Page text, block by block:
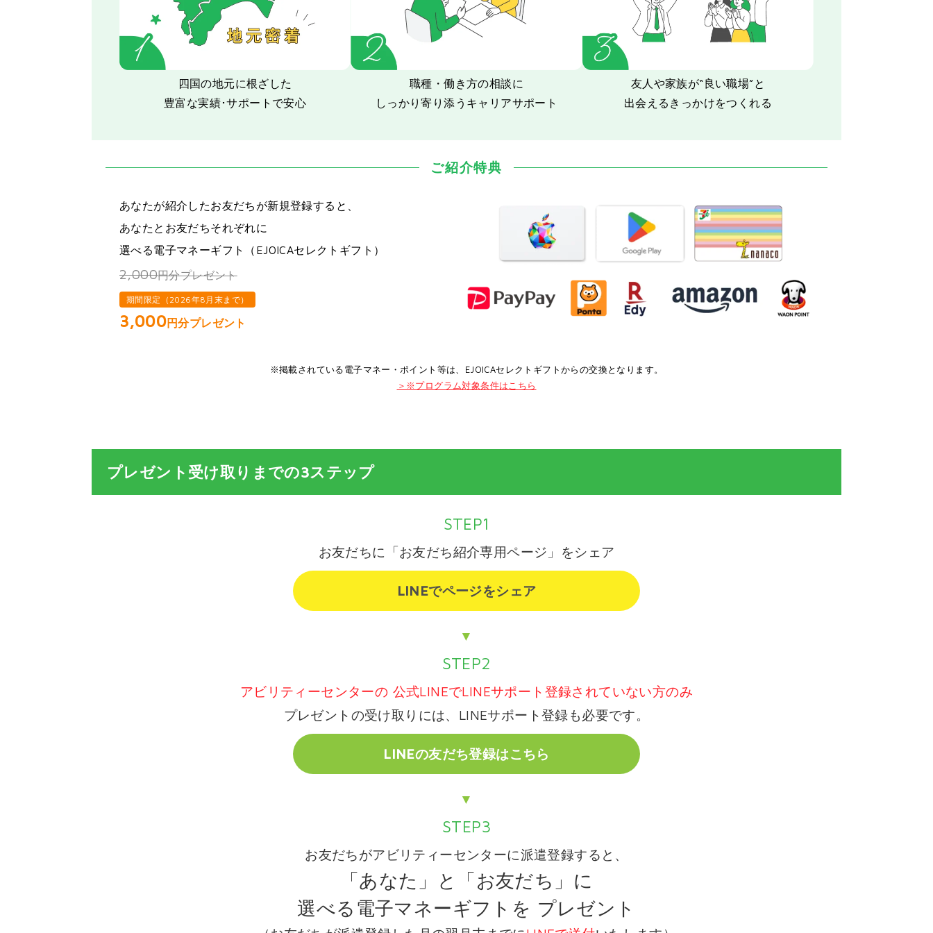
四国の地元に根ざした
豊富な実績･サポートで安心
職種・働き方の相談に
しっかり寄り添うキャリアサポート
友人や家族が“良い職場”と
出会えるきっかけをつくれる
ご紹介特典
あなたが紹介したお友だちが新規登録すると、
あなたとお友だちそれぞれに
選べる電子マネーギフト（EJOICAセレクトギフト）
2,000円分プレゼント
期間限定（2026年8月末まで）
3,000円分プレゼント
※掲載されている電子マネー・ポイント等は、EJOICAセレクトギフトからの交換となります。
＞※プログラム対象条件はこちら
プレゼント受け取りまでの3ステップ
STEP1
お友だちに「お友だち紹介専用ページ」をシェア
LINEでページをシェア
▼
STEP2
アビリティーセンターの 公式LINEでLINEサポート登録されていない方のみ
プレゼントの受け取りには、LINEサポート登録も必要です。
LINEの友だち登録はこちら
▼
STEP3
お友だちがアビリティーセンターに派遣登録すると、
「あなた」と「お友だち」に
選べる電子マネーギフトを プレゼント